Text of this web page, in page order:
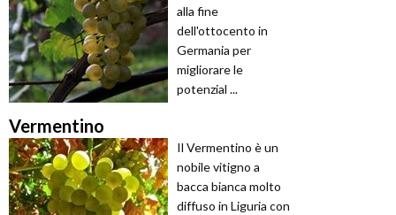
alla fine
dell'ottocento in
Germania per
migliorare le
potenzial ...
Vermentino
Il Vermentino è un
nobile vitigno a
bacca bianca molto
diffuso in Liguria con